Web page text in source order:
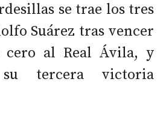
se trae los tres
Suárez tras vencer
al Real Ávila, y
tercera victoria